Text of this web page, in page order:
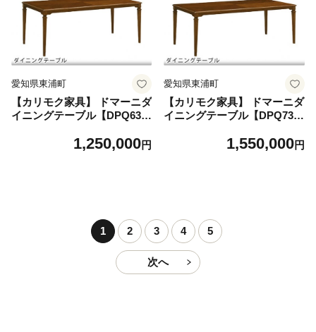
愛知県東浦町
【カリモク家具】 ドマーニダ
イニングテーブル【DPQ630
1,250,000円
愛知県東浦町
【カリモク家具】 ドマーニダ
イニングテーブル【DPQ730
1,550,000円
1 2 3 4 5
次へ